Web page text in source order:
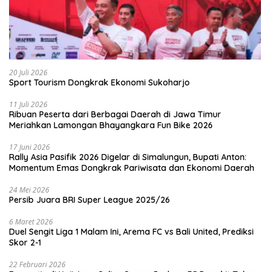
20 Juli 2026
Sport Tourism Dongkrak Ekonomi Sukoharjo
11 Juli 2026
Ribuan Peserta dari Berbagai Daerah di Jawa Timur
Meriahkan Lamongan Bhayangkara Fun Bike 2026
17 Juni 2026
Rally Asia Pasifik 2026 Digelar di Simalungun, Bupati Anton:
Momentum Emas Dongkrak Pariwisata dan Ekonomi Daerah
24 Mei 2026
Persib Juara BRI Super League 2025/26
6 Maret 2026
Duel Sengit Liga 1 Malam Ini, Arema FC vs Bali United, Prediksi
Skor 2-1
22 Februari 2026